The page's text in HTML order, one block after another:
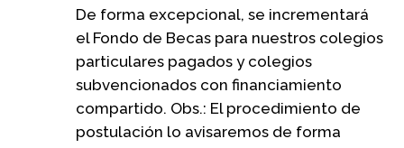
De forma excepcional, se incrementará
el Fondo de Becas para nuestros colegios
particulares pagados y colegios
subvencionados con financiamiento
compartido. Obs.: El procedimiento de
postulación lo avisaremos de forma